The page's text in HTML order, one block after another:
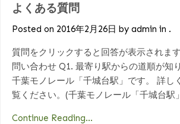
わ
よくある質問
Posted on 2016年2月26日 by admin in .
質問をクリックすると回答が表示されま
問い合わせ Q1. 最寄り駅からの道順が知
千葉モノレール「千城台駅」です。 詳し
覧ください。(千葉モノレール「千城台駅
Continue Reading...